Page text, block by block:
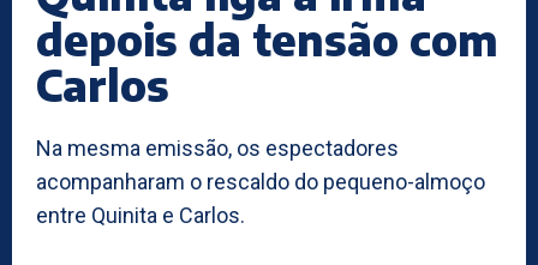
depois da tensão com
Carlos
Na mesma emissão, os espectadores
acompanharam o rescaldo do pequeno-almoço
entre Quinita e Carlos.